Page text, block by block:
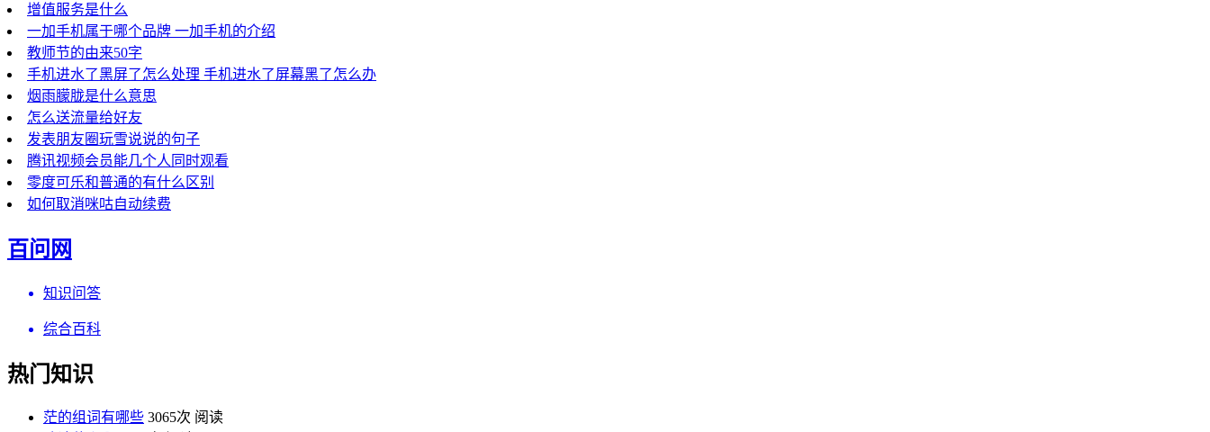
增值服务是什么
一加手机属于哪个品牌 一加手机的介绍
教师节的由来50字
手机进水了黑屏了怎么处理 手机进水了屏幕黑了怎么办
烟雨朦胧是什么意思
怎么送流量给好友
发表朋友圈玩雪说说的句子
腾讯视频会员能几个人同时观看
零度可乐和普通的有什么区别
如何取消咪咕自动续费
百问网
知识问答
综合百科
热门知识
茫的组词有哪些 3065次 阅读